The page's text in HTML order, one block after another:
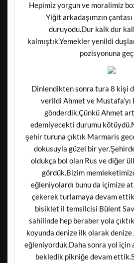
Hepimiz yorgun ve moralimiz
Yiğit arkadaşımzın
duruyodu.Dur kalk dur
kalmıştık.Yemekler yenildi
pozisyonuna
Dinlendikten sonra tura 8 kişi
verildi Ahmet ve Mustafa’yı
gönderdik.Çünkü Ahmet
edemiyecekti durumu
şehir turuna çıktık Marmaris
dokusuyla güzel bir
oldukça bol olan Rus ve diğer
gördük.Bizim
eğleniyolardı bunu da içimize
çekerek turlamaya devam
bisiklet il temsilcisi Bülent
sahilinde hep beraber yola
koyunda denize ilk olarak
eğleniyorduk.Daha sonra yol için
bekledik pikniğe devam